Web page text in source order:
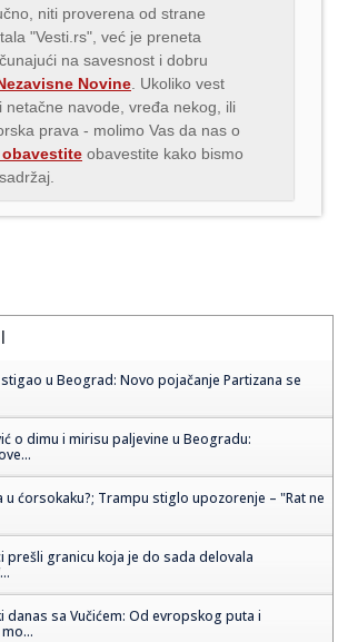
niti proverena od strane
"Vesti.rs", već je preneta
na savesnost i dobru
Novine . Ukoliko vest
netačne navode, vređa nekog, ili
prava - molimo Vas da nas o
obavestite obavestite kako bismo
u Beograd: Novo pojačanje Partizana se
o dimu i mirisu paljevine u Beogradu:
u ćorsokaku?; Trampu stiglo upozorenje – "Rat ne
prešli granicu koja je do sada delovala
danas sa Vučićem: Od evropskog puta i